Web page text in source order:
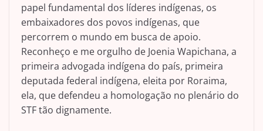
papel fundamental dos líderes indígenas, os
embaixadores dos povos indígenas, que
percorrem o mundo em busca de apoio.
Reconheço e me orgulho de Joenia Wapichana, a
primeira advogada indígena do país, primeira
deputada federal indígena, eleita por Roraima,
ela, que defendeu a homologação no plenário do
STF tão dignamente.